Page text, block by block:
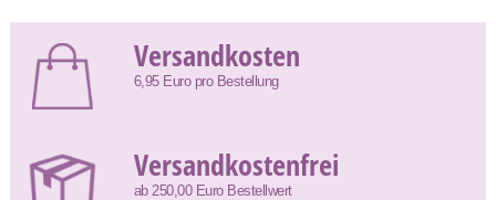
Versandkosten
6,95 Euro pro Bestellung
Versandkostenfrei
ab 250,00 Euro Bestellwert